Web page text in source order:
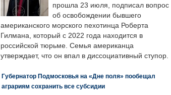
прошла 23 июля, подписал вопрос
об освобождении бывшего
американского морского пехотинца Роберта
Гилмана, который с 2022 года находится в
российской тюрьме. Семья американца
утверждает, что он впал в диссоциативный ступор.
Губернатор Подмосковья на «Дне поля» пообещал
аграриям сохранить все субсидии